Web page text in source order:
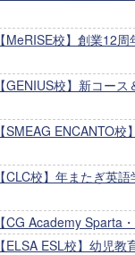
【MeRISE校】創業12
【GENIUS校】新コー
【SMEAG ENCANTO
【CLC校】年またぎ英
【CG Academy Sparta
【ELSA ESL校】幼児